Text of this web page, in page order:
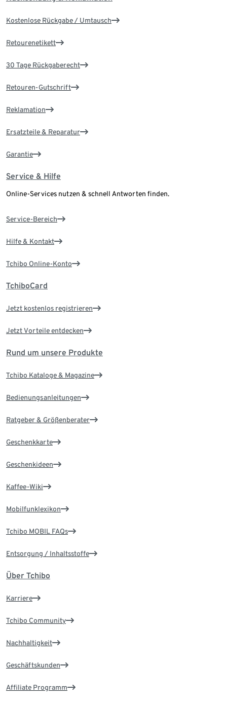
Kostenlose Rückgabe / Umtausch
Retourenetikett
30 Tage Rückgaberecht
Retouren-Gutschrift
Reklamation
Ersatzteile & Reparatur
Garantie
Service & Hilfe
Online-Services nutzen & schnell Antworten finden.
Service-Bereich
Hilfe & Kontakt
Tchibo Online-Konto
TchiboCard
Jetzt kostenlos registrieren
Jetzt Vorteile entdecken
Rund um unsere Produkte
Tchibo Kataloge & Magazine
Bedienungsanleitungen
Ratgeber & Größenberater
Geschenkkarte
Geschenkideen
Kaffee-Wiki
Mobilfunklexikon
Tchibo MOBIL FAQs
Entsorgung / Inhaltsstoffe
Über Tchibo
Karriere
Tchibo Community
Nachhaltigkeit
Geschäftskunden
Affiliate Programm